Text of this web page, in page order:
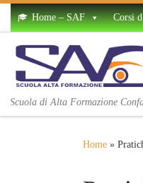
Skip to content
Home – SAF Corsi
Scuola di Alta Formazione
Home »